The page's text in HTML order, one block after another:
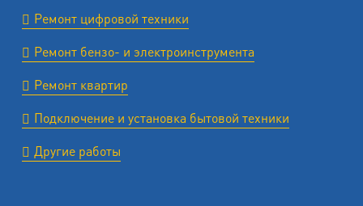
Ремонт цифровой техники
Ремонт бензо- и электроинструмента
Ремонт квартир
Подключение и установка бытовой техники
Другие работы